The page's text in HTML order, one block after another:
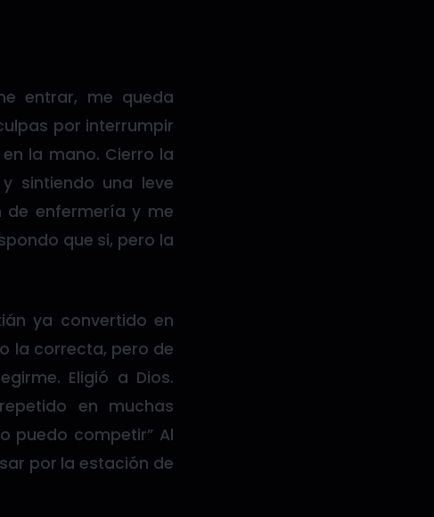
entrar, me queda
por interrumpir
la mano. Cierro la
sintiendo una leve
de enfermería y me
que si, pero la
ya convertido en
la correcta, pero de
Eligió a Dios.
en muchas
puedo competir” Al
por la estación de